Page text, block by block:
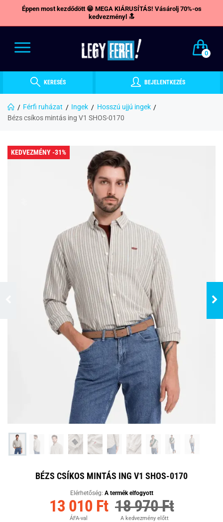
Éppen most kezdődött 😁 MEGA KIÁRUSÍTÁS! Vásárolj 70%-os
kedvezményl 🔝
0
KERESÉS BEJELENTKEZÉS
Férfi ruházat Ingek
Hosszú ujjú ingek
Bézs csíkos mintás ing V1 SHOS-0170
KEDVEZMÉNY -31%
BÉZS CSÍKOS MINTÁS ING V1 SHOS-0170
Elérhetőség: A termék elfogyott
13 010 Ft
ÁFA-val
18 970 Ft
A kedvezmény előtt